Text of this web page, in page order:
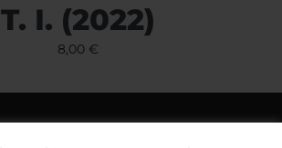
T. I. (2022)
8,00 €